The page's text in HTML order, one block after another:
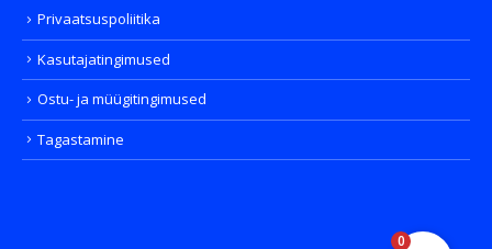
Privaatsuspoliitika
Kasutajatingimused
Ostu- ja müügitingimused
Tagastamine
0